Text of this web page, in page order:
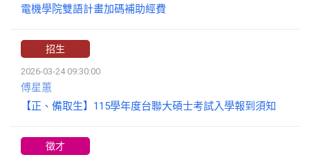
電機學院雙語計畫加碼補助經費
招生
2026-03-24 09:30:00
傅星蕙
【正、備取生】115學年度台聯大碩士考試入學報到須知
徵才